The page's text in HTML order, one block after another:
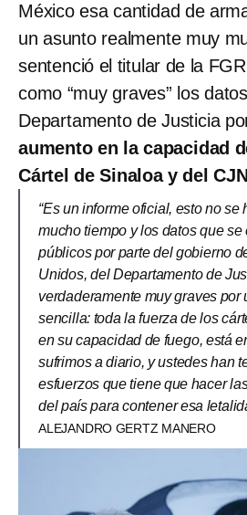
México esa cantidad de
un asunto realmente muy
sentenció el titular de la
como “muy graves” los
Departamento de Justicia
aumento en la capacidad
Cártel de Sinaloa y del
“Es un informe oficial, esto no se
mucho tiempo y los datos que
públicos por parte del gobierno
Unidos, del Departamento de
verdaderamente muy graves por
sencilla: toda la fuerza de los
en su capacidad de fuego, está
sufrimos a diario, y ustedes han
esfuerzos que tiene que hacer
del país para contener esa
ALEJANDRO GERTZ MANERO